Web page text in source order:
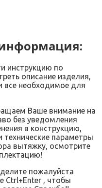
инструкцию по
описание изделия,
все необходимое для
Ваше внимание на
без уведомления
в конструкцию,
параметры
вытяжку, осмотрите
пожалуйста
Ctrl+Enter , чтобы